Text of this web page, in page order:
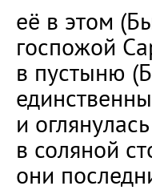
её в этом
госпожой
в пустыню
и
в соляной
они